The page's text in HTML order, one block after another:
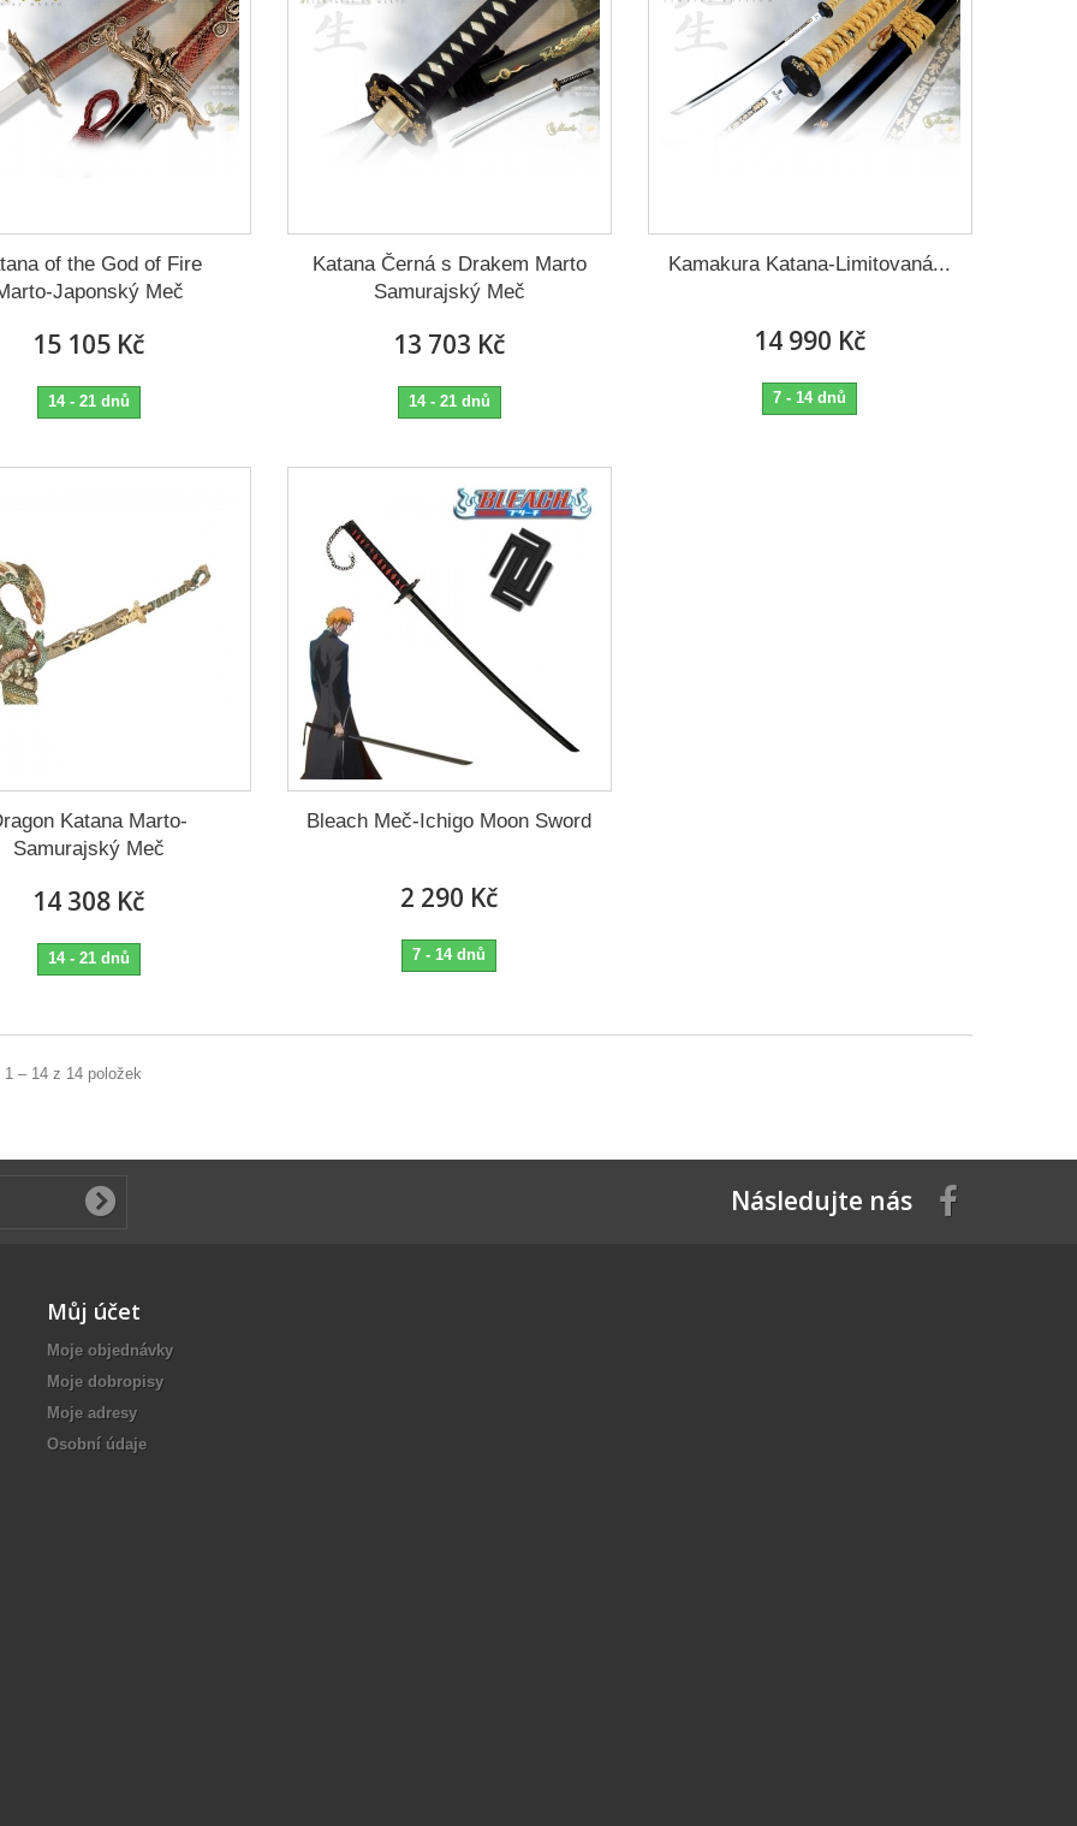
of the God of Fire
Japonský Meč
15 105 Kč
14 - 21 dnů
Katana Černá s Drakem Marto
Samurajský Meč
13 703 Kč
14 - 21 dnů
Kamakura Katana-Limitovaná...
14 990 Kč
7 - 14 dnů
Katana Marto-
Samurajský Meč
14 308 Kč
14 - 21 dnů
Bleach Meč-Ichigo Moon Sword
2 290 Kč
7 - 14 dnů
1 – 14 z 14 položek
Následujte nás
Můj účet
Moje objednávky
Moje dobropisy
Moje adresy
Osobní údaje